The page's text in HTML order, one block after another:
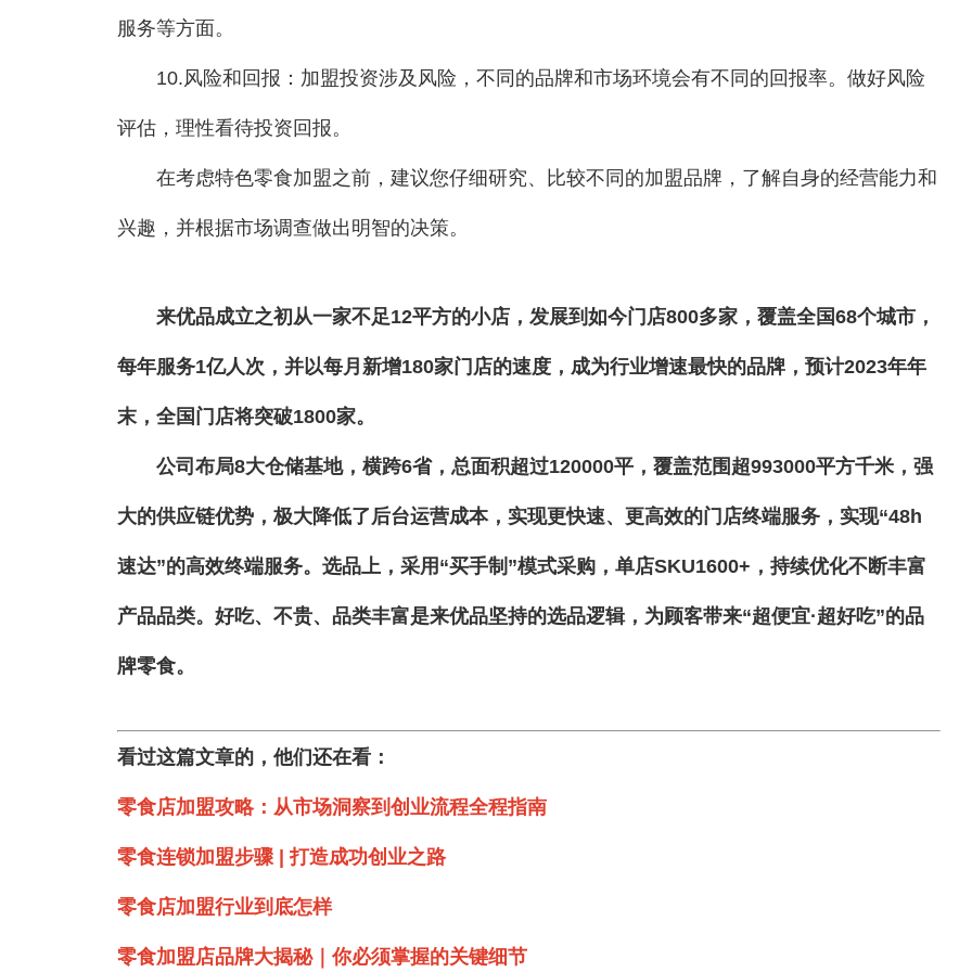
服务等方面。
10.风险和回报：加盟投资涉及风险，不同的品牌和市场环境会有不同的回报率。做好风险
评估，理性看待投资回报。
在考虑特色零食加盟之前，建议您仔细研究、比较不同的加盟品牌，了解自身的经营能力和
兴趣，并根据市场调查做出明智的决策。
来优品成立之初从一家不足12平方的小店，发展到如今门店800多家，覆盖全国68个城市，
每年服务1亿人次，并以每月新增180家门店的速度，成为行业增速最快的品牌，预计2023年年
末，全国门店将突破1800家。
公司布局8大仓储基地，横跨6省，总面积超过120000平，覆盖范围超993000平方千米，强
大的供应链优势，极大降低了后台运营成本，实现更快速、更高效的门店终端服务，实现“48h
速达”的高效终端服务。选品上，采用“买手制”模式采购，单店SKU1600+，持续优化不断丰富
产品品类。好吃、不贵、品类丰富是来优品坚持的选品逻辑，为顾客带来“超便宜·超好吃”的品
牌零食。
看过这篇文章的，他们还在看：
零食店加盟攻略：从市场洞察到创业流程全程指南
零食连锁加盟步骤 | 打造成功创业之路
零食店加盟行业到底怎样
零食加盟店品牌大揭秘｜你必须掌握的关键细节